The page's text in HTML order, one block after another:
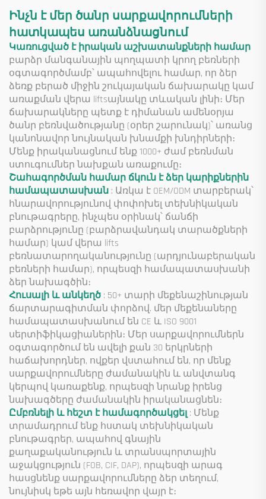
Ինչն է մեր ծանր սարքավորումների
հատկապես առանձնացնում
Կառուցված է իրական աշխատանքների համար
բարձր մանգանային պողպատի կրող բեռների
օգտագործմամբ՝ ապահովելու համար, որ ձեր
ձեռք բերած միջին շուկայական ճախարակը կամ
առաքման վերա liftsայնակը տևական լինի։ Մեր
ճախարակները պետք է դիմանան ամենօրյա
ծանր բեռնվածությանը (օրեր շարունակ)՝ առանց
կանոնավոր նույնական խնամքի խնդիրների։
Մենք իրականացնում ենք 1000+ ժամ բեռնման
ստուգումներ նախքան առաքումը։
Շահագործման համար ճկուն է ձեր կարիքներին
համապատասխան : Առկա է OEM/ODM տարբերակ՝
հնարավորությունով փոփոխել տեխնիկական
բնութագրերը, ինչպես օրինակ՝ ճանճի
բարձրությունը (բարձրավանդակ տարածքների
համար) կամ վերա lifts
բեռնատարողականությունը (արդյունաբերական
բեռների համար), որպեսզի համապատասխանի
ձեր նախագծին։
Հուսալի և անկեղծ : 50+ տարի մեքենաշինության
ճարտարագիտման փորձով. մեր մեքենաները
համապատասխանում են CE և ISO 9001
սերտիֆիկացիաներին։ Մեր սարքավորումներն
օգտագործում են ավելի քան 30 երկրների
հաճախորդներ, ովքեր վստահում են, որ մենք
սարքավորումները ժամանակին և անվտանգ
կերպով կառաքենք, որպեսզի նրանք իրենց
նախագծերը ժամանակին իրականացնեն։
Ըմբռնելի և հեշտ է համագործակցել: Մենք
տրամադրում ենք հստակ տեխնիկական
բնութագրեր, ապահով գնային
քաղաքականություն և տրանսպորտային
աջակցություն (FOB, CIF, DAP), որպեսզի արագ
հասցնենք սարքավորումները ձեր տեղում,
նույնիսկ եթե այն հեռավոր վայր է։